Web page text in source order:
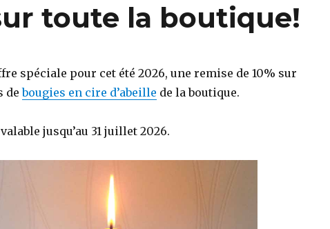
toute la boutique!
spéciale pour cet été 2026, une remise de 10% sur
debougies en cire d’abeille de la boutique.
jusqu’au 31 juillet 2026.